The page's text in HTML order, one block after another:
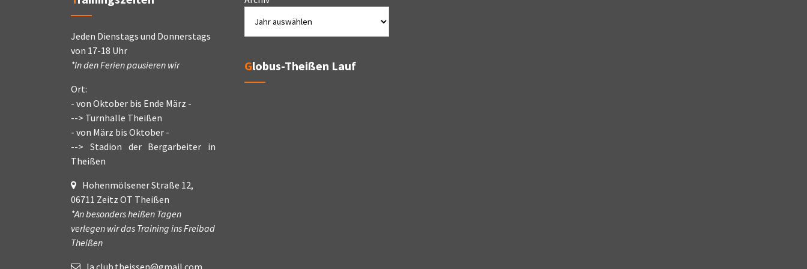
Jeden Dienstags und Donnerstags
von 17-18 Uhr
*In den Ferien pausieren wir
Ort:
- von Oktober bis Ende März -
--> Turnhalle Theißen
- von März bis Oktober -
--> Stadion der Bergarbeiter in
Theißen
Hohenmölsener Straße 12,
06711 Zeitz OT Theißen
*An besonders heißen Tagen
verlegen wir das Training ins Freibad
Theißen
la.club.theissen@gmail.com
Globus-Theißen Lauf